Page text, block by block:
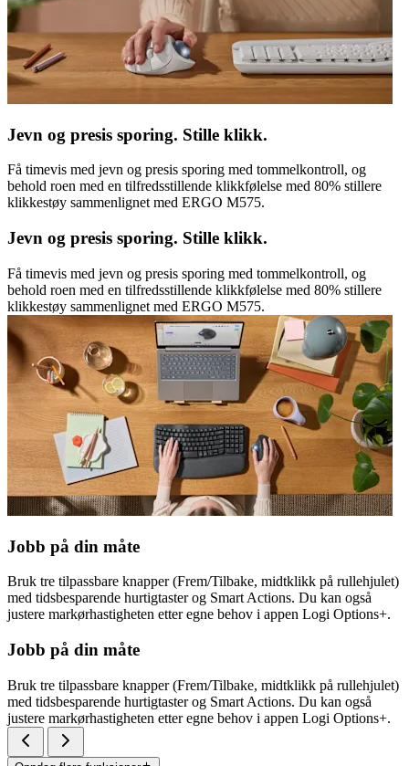
Jevn og presis sporing. Stille klikk.
Få timevis med jevn og presis sporing med tommelkontroll, og
behold roen med en tilfredsstillende klikkfølelse med 80% stillere
klikkestøy sammenlignet med ERGO M575.
Jevn og presis sporing. Stille klikk.
Få timevis med jevn og presis sporing med tommelkontroll, og
behold roen med en tilfredsstillende klikkfølelse med 80% stillere
klikkestøy sammenlignet med ERGO M575.
Jobb på din måte
Bruk tre tilpassbare knapper (Frem/Tilbake, midtklikk på rullehjulet)
med tidsbesparende hurtigtaster og Smart Actions. Du kan også
justere markørhastigheten etter egne behov i appen Logi Options+.
Jobb på din måte
Bruk tre tilpassbare knapper (Frem/Tilbake, midtklikk på rullehjulet)
med tidsbesparende hurtigtaster og Smart Actions. Du kan også
justere markørhastigheten etter egne behov i appen Logi Options+.